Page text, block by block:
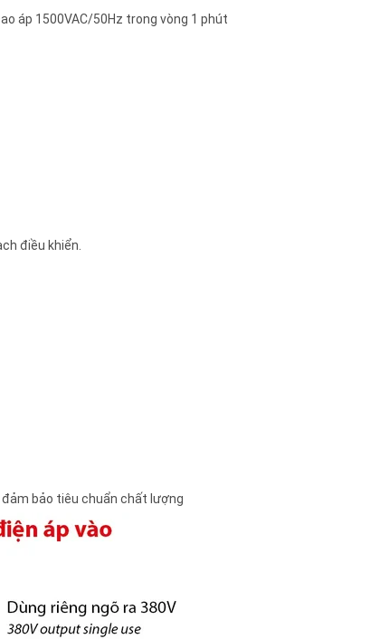
áp 1500VAC/50Hz trong vòng 1 phút
điều khiển.
bảo tiêu chuẩn chất lượng